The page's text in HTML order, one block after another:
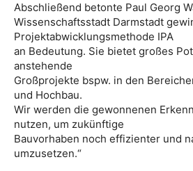
Abschließend betonte Paul Georg
Wissenschaftsstadt Darmstadt
Projektabwicklungsmethode IPA
an Bedeutung. Sie bietet großes
anstehende
Großprojekte bspw. in den
und Hochbau.
Wir werden die gewonnenen
nutzen, um zukünftige
Bauvorhaben noch effizienter und
umzusetzen.“